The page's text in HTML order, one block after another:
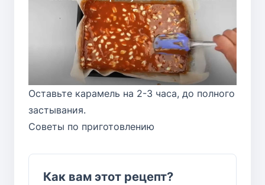
Оставьте карамель на 2-3 часа, до полного
застывания.
Советы по приготовлению
Как вам этот рецепт?